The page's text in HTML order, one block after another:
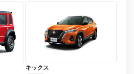
キックス